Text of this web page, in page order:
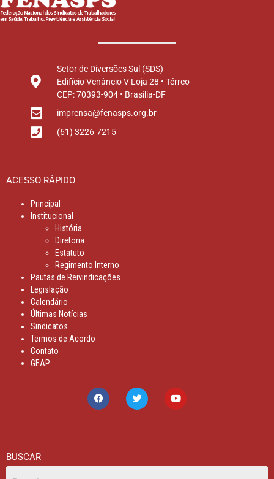
Setor de Diversões Sul (SDS)
Edifício Venâncio V Loja 28 • Térreo
CEP: 70393-904 • Brasília-DF
imprensa@fenasps.org.br
(61) 3226-7215
ACESSO RÁPIDO
Principal
Institucional
História
Diretoria
Estatuto
Regimento Interno
Pautas de Reivindicações
Legislação
Calendário
Últimas Notícias
Sindicatos
Termos de Acordo
Contato
GEAP
BUSCAR